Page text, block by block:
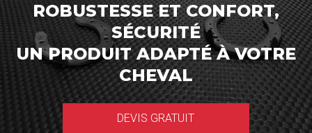
ROBUSTESSE ET CONFORT,
SÉCURITÉ
UN PRODUIT ADAPTÉ À VOTRE
CHEVAL
DEVIS GRATUIT